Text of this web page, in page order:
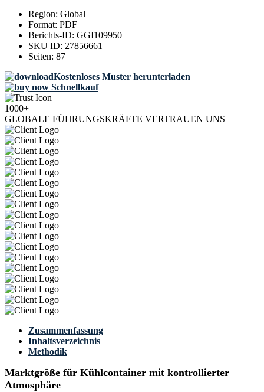
Region: Global
Format: PDF
Berichts-ID: GGI109950
SKU ID: 27856661
Seiten: 87
Kostenloses Muster herunterladen
Schnellkauf
1000+
GLOBALE FÜHRUNGSKRÄFTE VERTRAUEN UNS
Zusammenfassung
Inhaltsverzeichnis
Methodik
Marktgröße für Kühlcontainer mit kontrollierter
Atmosphäre